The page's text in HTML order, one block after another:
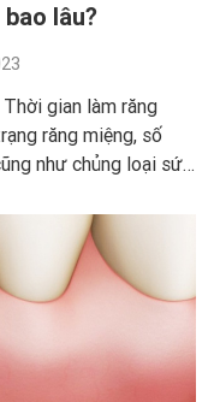
lâu?
gian làm răng
răng miệng, số
như chủng loại sứ
[…]